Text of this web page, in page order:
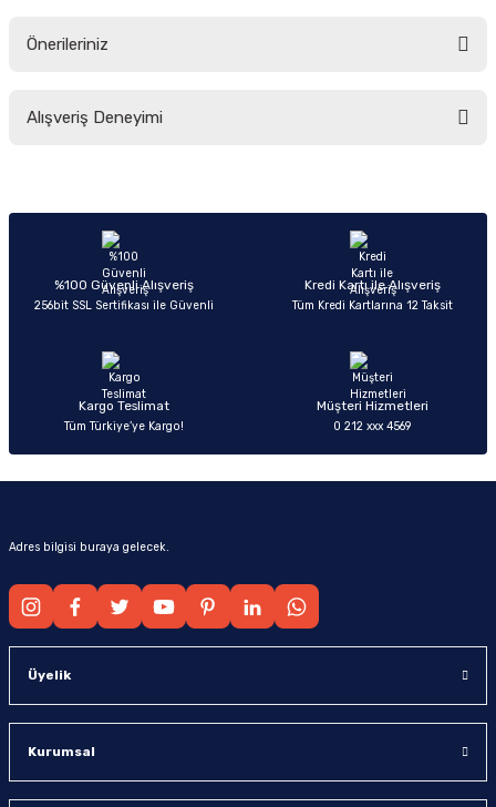
Önerileriniz
yetersiz gördüğünüz noktaları öneri formunu kullanarak tarafımıza
Ürün açıklamasında eksik bilgiler bulunuyor.
Ürün bilgilerinde hatalar bulunuyor.
Ürün fiyatı diğer sitelerden daha pahalı.
Alışveriş Deneyimi
Sitemize ilk yorumu siz yapın!
%100 Güvenli Alışveriş
256bit SSL Sertifikası ile Güvenli
Kredi Kartı ile Alışveriş
Tüm Kredi Kartlarına 12 Taksit
Kargo Teslimat
Tüm Türkiye’ye Kargo!
Müşteri Hizmetleri
0 212 xxx 4569
Adres bilgisi buraya gelecek.
Üyelik
Kurumsal